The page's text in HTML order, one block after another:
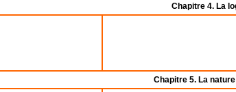
Chapitre 4. La
Chapitre 5. La